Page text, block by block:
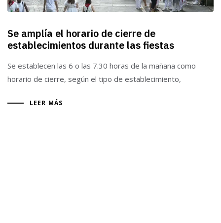
Se amplía el horario de cierre de
establecimientos durante las fiestas
Se establecen las 6 o las 7.30 horas de la mañana como
horario de cierre, según el tipo de establecimiento,
LEER MÁS